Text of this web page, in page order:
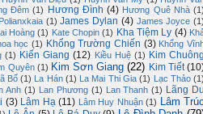
Đêm (1) Hương Đình (4) Hương Quê Nhà
(1) James Dylan (4) James Joyce
Hoàng (1) Kate Chopin (1) Kha Tiệm Ly (4)
học (1) Khổng Trường Chiến (3) Khổng
(1) Kiến Giang (12) Kiều Huệ (1) Kim
Quyên (1) Kim Sơn Giang (22) Kim Tiết
Bố (1) La Hán (1) La Mai Thi Gia (1) Lạc Thảo
Anh (1) Lan Phương (1) Lan Thanh (1) Lãng
(3) Lâm Hạ (11) Lâm Huy Nhuận (1) Lâm